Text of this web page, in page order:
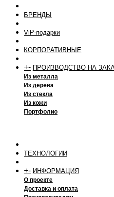
БРЕНДЫ
ViP-подарки
КОРПОРАТИВНЫЕ
+- ПРОИЗВОДСТВО НА
Из металла
Из дерева
Из стекла
Из кожи
Портфолио
ТЕХНОЛОГИИ
+- ИНФОРМАЦИЯ
О проекте
Доставка и оплата